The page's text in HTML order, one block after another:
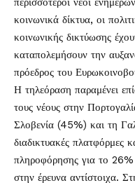
κοινωνικά δίκτυα, οι
κοινωνικής δικτύωσης
καταπολεμήσουν την
πρόεδρος του
Η τηλεόραση παραμένει
τους νέους στην
Σλοβενία (45%) και τη
διαδικτυακές πλατφόρμες
πληροφόρησης για το
στην έρευνα αντίστοιχα.